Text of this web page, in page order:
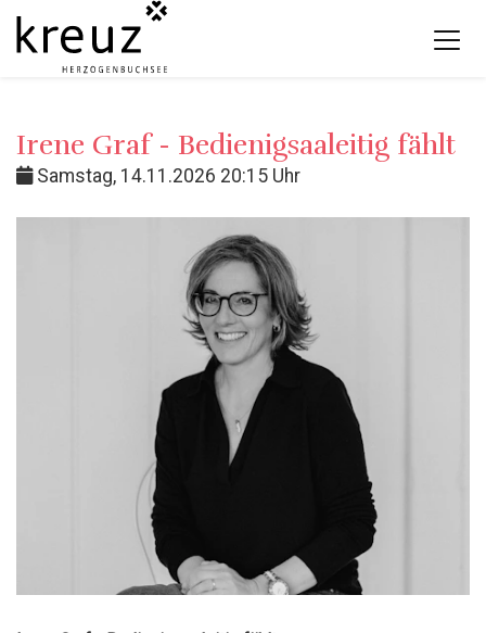
Irene Graf - Bedienigsaaleitig fählt
Samstag, 14.11.2026 20:15 Uhr